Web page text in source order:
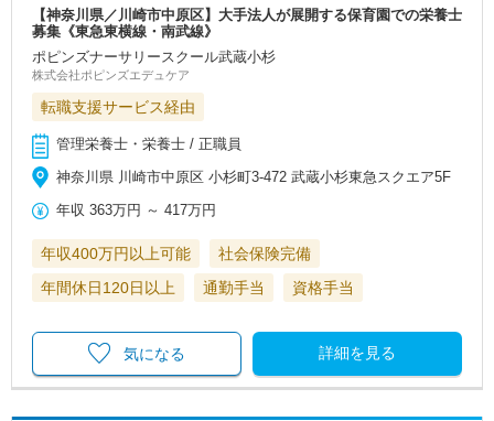
【神奈川県／川崎市中原区】大手法人が展開する保育園での栄養士
募集《東急東横線・南武線》
ポピンズナーサリースクール武蔵小杉
株式会社ポピンズエデュケア
転職支援サービス経由
管理栄養士・栄養士 / 正職員
神奈川県 川崎市中原区 小杉町3-472 武蔵小杉東急スクエア5F
年収 363万円 ～417万円
年収400万円以上可能
社会保険完備
年間休日120日以上
通勤手当 資格手当
詳細を見る
気になる